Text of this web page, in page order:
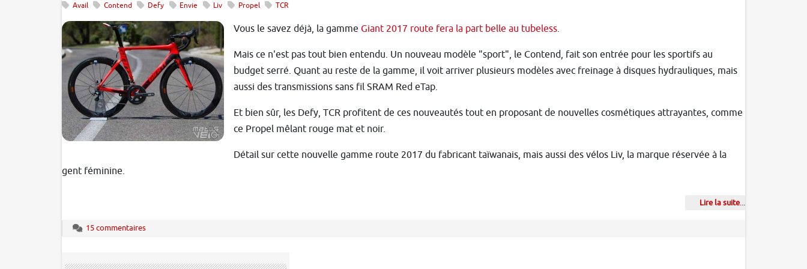
Avail Contend Defy Envie Liv Propel TCR
Vous le savez déjà, la gamme Giant 2017 route fera la part belle au tubeless.
Mais ce n'est pas tout bien entendu. Un nouveau modèle "sport", le Contend, fait son entrée pour les sportifs au
budget serré. Quant au reste de la gamme, il voit arriver plusieurs modèles avec freinage à disques hydrauliques, mais
aussi des transmissions sans fil SRAM Red eTap.
Et bien sûr, les Defy, TCR profitent de ces nouveautés tout en proposant de nouvelles cosmétiques attrayantes, comme
ce Propel mêlant rouge mat et noir.
Détail sur cette nouvelle gamme route 2017 du fabricant taïwanais, mais aussi des vélos Liv, la marque réservée à la
gent féminine.
Lire la suite...
15 commentaires